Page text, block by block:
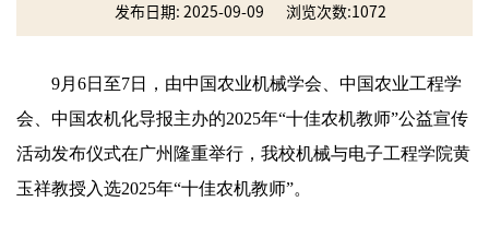
发布日期: 2025-09-09
浏览次数:1072
9月6日至7日，由中国农业机械学会、中国农业工程学
会、中国农机化导报主办的2025年“十佳农机教师”公益宣传
活动发布仪式在广州隆重举行，我校机械与电子工程学院黄
玉祥教授入选2025年“十佳农机教师”。